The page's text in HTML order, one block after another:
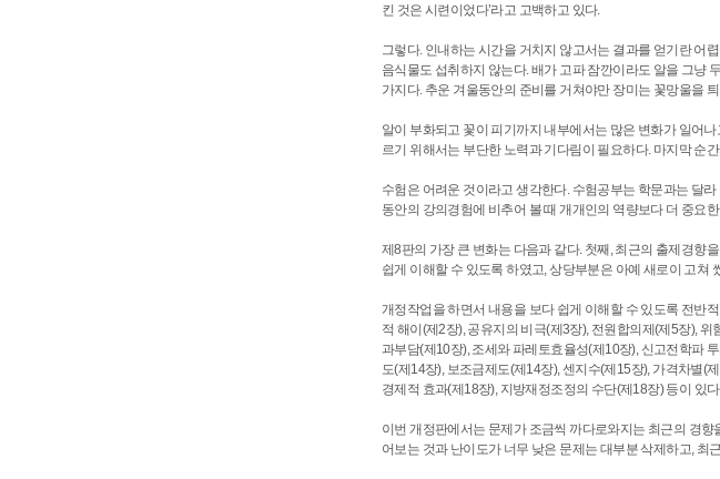
킨 것은 시련이었다’라고 고백하고 있다.
그렇다. 인내하는 시간을 거치지 않고서는 결과를 얻기란 어
음식물도 섭취하지 않는다. 배가 고파 잠깐이라도 알을 그냥
가지다. 추운 겨울동안의 준비를 거쳐야만 장미는 꽃망울을
알이 부화되고 꽃이 피기까지 내부에서는 많은 변화가 일어
르기 위해서는 부단한 노력과 기다림이 필요하다. 마지막 순
수험은 어려운 것이라고 생각한다. 수험공부는 학문과는 달
동안의 강의경험에 비추어 볼 때 개개인의 역량보다 더 중요
제8판의 가장 큰 변화는 다음과 같다. 첫째, 최근의 출제경향
쉽게 이해할 수 있도록 하였고, 상당부분은 아예 새로이 고쳐
개정작업을 하면서 내용을 보다 쉽게 이해할 수 있도록 전반
적 해이(제2장), 공유지의 비극(제3장), 전원합의제(제5장),
과부담(제10장), 조세와 파레토효율성(제10장), 신고전학파
도(제14장), 보조금제도(제14장), 센지수(제15장), 가격차별(
경제적 효과(제18장), 지방재정조정의 수단(제18장) 등이 있
이번 개정판에서는 문제가 조금씩 까다로와지는 최근의 경
어보는 것과 난이도가 너무 낮은 문제는 대부분 삭제하고,